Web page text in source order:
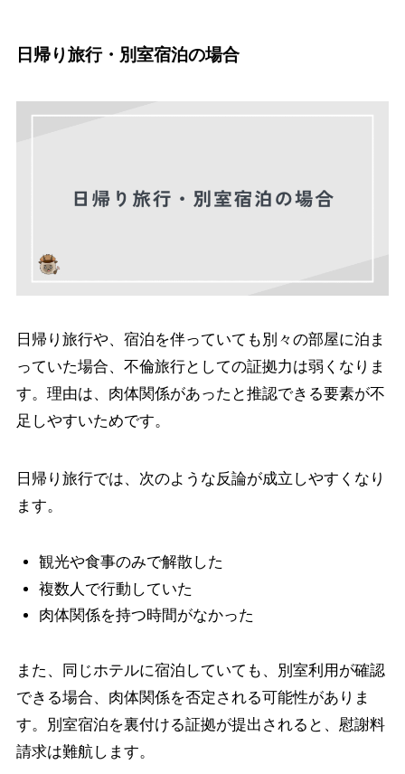
日帰り旅行・別室宿泊の場合
日帰り旅行や、宿泊を伴っていても別々の部屋に泊ま
っていた場合、不倫旅行としての証拠力は弱くなりま
す。理由は、肉体関係があったと推認できる要素が不
足しやすいためです。
日帰り旅行では、次のような反論が成立しやすくなり
ます。
観光や食事のみで解散した
複数人で行動していた
肉体関係を持つ時間がなかった
また、同じホテルに宿泊していても、別室利用が確認
できる場合、肉体関係を否定される可能性がありま
す。別室宿泊を裏付ける証拠が提出されると、慰謝料
請求は難航します。